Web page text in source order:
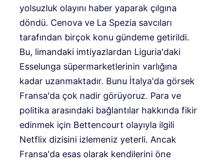
yolsuzluk olayını haber yaparak çılgına
döndü. Cenova ve La Spezia savcıları
tarafından birçok konu gündeme getirildi.
Bu, limandaki imtiyazlardan Liguria'daki
Esselunga süpermarketlerinin varlığına
kadar uzanmaktadır. Bunu İtalya'da görsek
Fransa'da çok nadir görüyoruz. Para ve
politika arasındaki bağlantılar hakkında fikir
edinmek için Bettencourt olayıyla ilgili
Netflix dizisini izlemeniz yeterli. Ancak
Fransa'da esas olarak kendilerini öne